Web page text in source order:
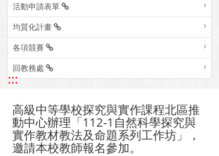
活動申請表單
均質化計畫
各項競賽
回教務處
:::
高級中等學校探究與實作課程北區推
動中心辦理「112-1自然科學探究與
實作教材教法及命題系列工作坊」，
邀請本校教師報名參加。